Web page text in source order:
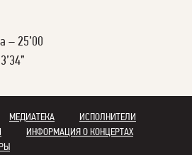
– 25’00
МЕДИАТЕКА
ИСПОЛНИТЕЛИ
ИНФОРМАЦИЯ О КОНЦЕРТАХ